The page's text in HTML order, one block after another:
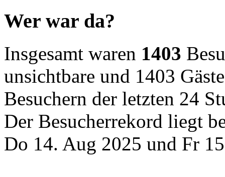
Wer war da?
Insgesamt waren 1403
unsichtbare und 1403
Besuchern der letzten 24
Der Besucherrekord liegt
Do 14. Aug 2025 und Fr